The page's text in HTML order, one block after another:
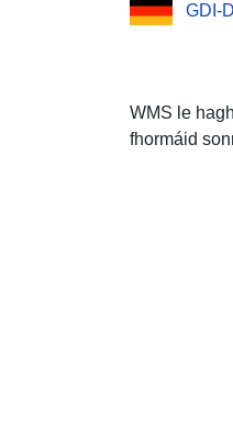
GDI-
WMS le
fhormáid